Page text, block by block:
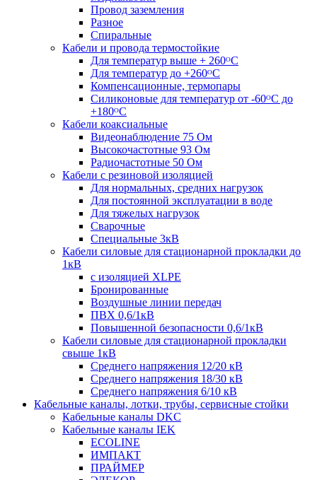
Провод заземления
Разное
Спиральные
Кабели и провода термостойкие
Для температур выше + 260ᴼС
Для температур до +260ᴼС
Компенсационные, термопары
Силиконовые для температур от -60ᴼC до
+180ᴼС
Кабели коаксиальные
Видеонаблюдение 75 Ом
Высокочастотные 93 Ом
Радиочастотные 50 Ом
Кабели с резиновой изоляцией
Для нормальных, средних нагрузок
Для постоянной эксплуатации в воде
Для тяжелых нагрузок
Сварочные
Специальные 3кВ
Кабели силовые для стационарной прокладки до
1кВ
c изоляцией XLPE
Бронированные
Воздушные линии передач
ПВХ 0,6/1кВ
Повышенной безопасности 0,6/1кВ
Кабели силовые для стационарной прокладки
свыше 1кВ
Среднего напряжения 12/20 кВ
Среднего напряжения 18/30 кВ
Среднего напряжения 6/10 кВ
Кабельные каналы, лотки, трубы, сервисные стойки
Кабельные каналы DKC
Кабельные каналы IEK
ECOLINE
ИМПАКТ
ПРАЙМЕР